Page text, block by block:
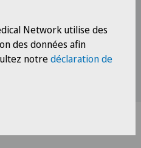
Network utilise des
des données afin
notredéclaration de